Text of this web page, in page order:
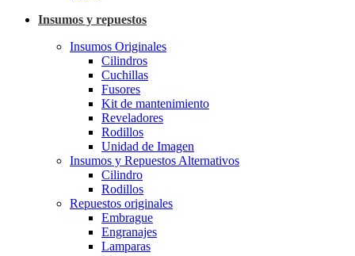
Insumos y repuestos
Insumos Originales
Cilindros
Cuchillas
Fusores
Kit de mantenimiento
Reveladores
Rodillos
Unidad de Imagen
Insumos y Repuestos Alternativos
Cilindro
Rodillos
Repuestos originales
Embrague
Engranajes
Lamparas